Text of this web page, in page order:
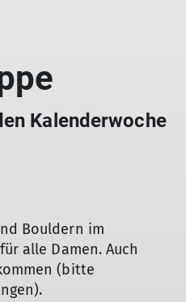
Kalenderwoche
Bouldern im
alle Damen. Auch
(bitte